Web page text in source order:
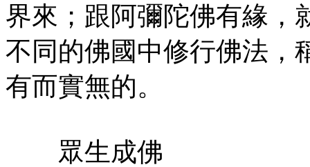
界來；跟阿彌陀佛有緣，
不同的佛國中修行佛法，
有而實無的。
眾生成佛